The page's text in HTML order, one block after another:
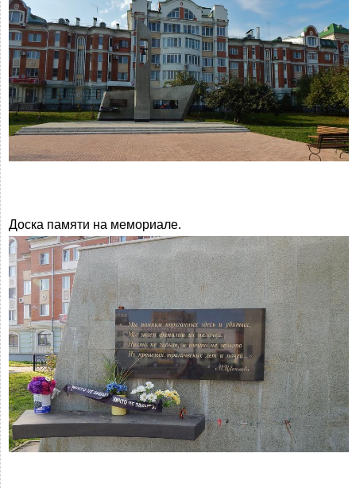
Доска памяти на мемориале.